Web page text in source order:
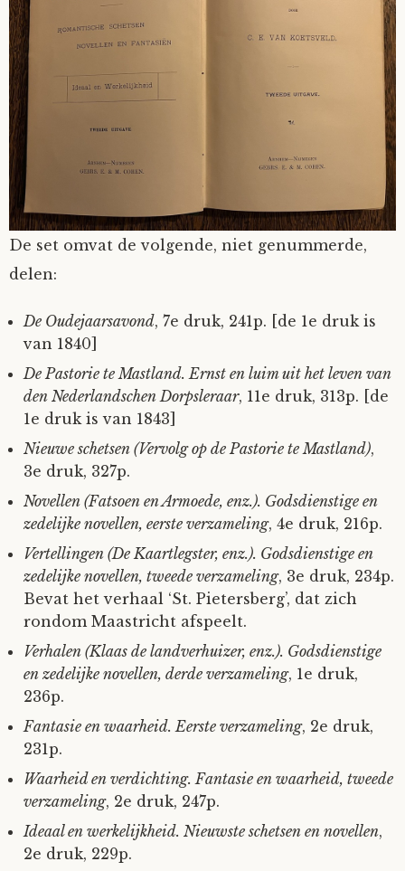
De set omvat de volgende, niet genummerde,
delen:
De Oudejaarsavond, 7e druk, 241p. [de 1e druk is
van 1840]
De Pastorie te Mastland. Ernst en luim uit het leven van
den Nederlandschen Dorpsleraar, 11e druk, 313p. [de
1e druk is van 1843]
Nieuwe schetsen (Vervolg op de Pastorie te Mastland),
3e druk, 327p.
Novellen (Fatsoen en Armoede, enz.). Godsdienstige en
zedelijke novellen, eerste verzameling, 4e druk, 216p.
Vertellingen (De Kaartlegster, enz.). Godsdienstige en
zedelijke novellen, tweede verzameling, 3e druk, 234p.
Bevat het verhaal ‘St. Pietersberg’, dat zich
rondom Maastricht afspeelt.
Verhalen (Klaas de landverhuizer, enz.). Godsdienstige
en zedelijke novellen, derde verzameling, 1e druk,
236p.
Fantasie en waarheid. Eerste verzameling, 2e druk,
231p.
Waarheid en verdichting. Fantasie en waarheid, tweede
verzameling, 2e druk, 247p.
Ideaal en werkelijkheid. Nieuwste schetsen en novellen,
2e druk, 229p.